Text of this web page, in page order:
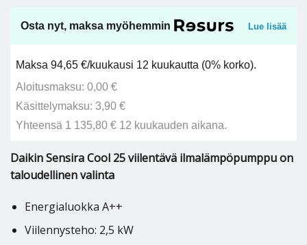
Osta nyt, maksa myöhemmin Lue lisää
Maksa 94,65 €/kuukausi 12 kuukautta (0% korko).
Aloitusmaksu: 0,00 €
Käsittelymaksu: 3,90 €
Yhteensä 1 135,80 € 12 kuukauden aikana.
Daikin Sensira Cool 25 viilentävä ilmalämpöpumppu on
taloudellinen valinta
Energialuokka A++
Viilennysteho: 2,5 kW